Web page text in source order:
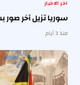
اخر الاخبار
سوريا تزيل آخر
منذ 3 أيام